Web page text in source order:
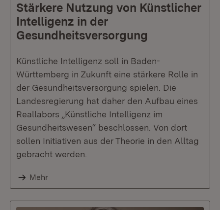
Stärkere Nutzung von Künstlicher
Intelligenz in der
Gesundheitsversorgung
Künstliche Intelligenz soll in Baden-
Württemberg in Zukunft eine stärkere Rolle in
der Gesundheitsversorgung spielen. Die
Landesregierung hat daher den Aufbau eines
Reallabors „Künstliche Intelligenz im
Gesundheitswesen“ beschlossen. Von dort
sollen Initiativen aus der Theorie in den Alltag
gebracht werden.
Mehr